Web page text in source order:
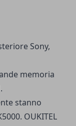
Sony,
memoria
stanno
OUKITEL